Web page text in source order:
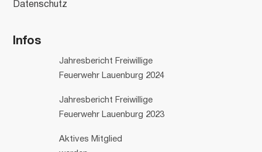
Datenschutz
Infos
Jahresbericht Freiwillige
Feuerwehr Lauenburg 2024
Jahresbericht Freiwillige
Feuerwehr Lauenburg 2023
Aktives Mitglied